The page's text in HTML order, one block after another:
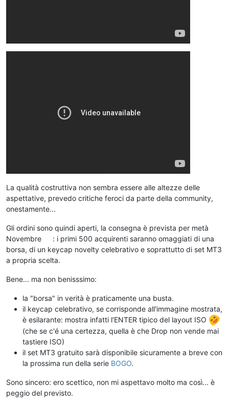
La qualità costruttiva non sembra essere alle altezze delle
aspettative, prevedo critiche feroci da parte della community,
onestamente...
Gli ordini sono quindi aperti, la consegna è prevista per metà
Novembre
: i primi 500 acquirenti saranno omaggiati di una
borsa, di un keycap novelty celebrativo e soprattutto di set MT3
a propria scelta.
Bene... ma non benisssimo:
la "borsa" in verità è praticamente una busta.
il keycap celebrativo, se corrisponde all'immagine mostrata,
è esilarante: mostra infatti l'ENTER tipico del layout ISO
(che se c'é una certezza, quella è che Drop non vende mai
tastiere ISO)
il set MT3 gratuito sarà disponibile sicuramente a breve con
la prossima run della serie BOGO.
Sono sincero: ero scettico, non mi aspettavo molto ma così... è
peggio del previsto.